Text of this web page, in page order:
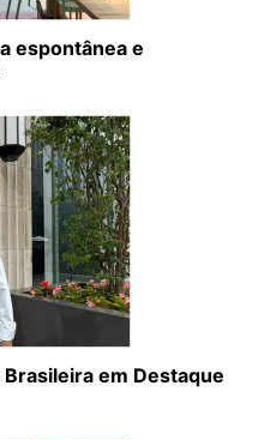
espontânea e
em Destaque